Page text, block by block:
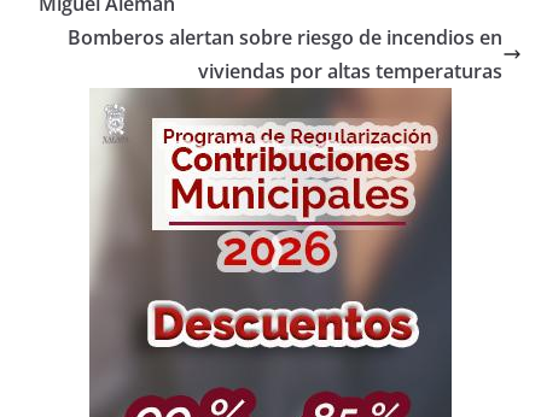
Bomberos alertan sobre riesgo de incendios en
viviendas por altas temperaturas